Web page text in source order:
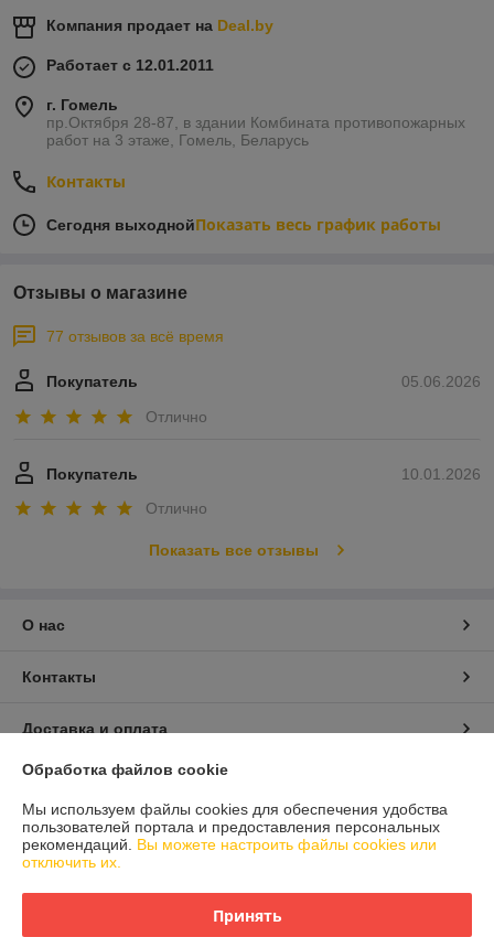
Компания продает на Deal.by
Работает с 12.01.2011
г. Гомель
пр.Октября 28-87, в здании Комбината противопожарных
работ на 3 этаже, Гомель, Беларусь
Контакты
Сегодня выходнойПоказать весь график работы
Отзывы о магазине
77 отзывов за всё время
05.06.2026
Покупатель
Отлично
10.01.2026
Покупатель
Отлично
Показать все отзывы
О нас
Контакты
Доставка и оплата
График работы
Полная версия сайта
Обработка файлов cookie
Мы используем файлы cookies для обеспечения удобства
пользователей портала и предоставления персональных
рекомендаций. Вы можете настроить файлы cookies или
отключить их.
Принять